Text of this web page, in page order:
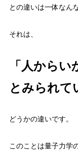
との違いは一体なん
それは、
「人から
とみられて
どうかの違いです。
このことは量子力学